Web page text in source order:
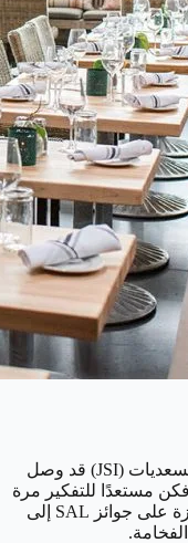
إذا كنت تعتقد أن منتجع جميرا في جزيرة السعديات (JSI) قد وصل
فكن مستعدًا للتفكير مرة
أخرى. حيث وصلت تجربة نمط الحياة الحائزة على جوائز SAL إلى